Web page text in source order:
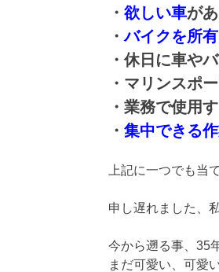
・ 欲しい車が
・バイクを所有
・休日に車や
・マリンスポ
・業務で使用
・ 集中できる
上記に一つでも当
申し遅れました、
今から遡る事、35
まだ可愛い、可愛